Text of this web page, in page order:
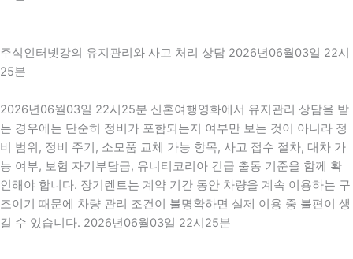
주식인터넷강의 유지관리와 사고 처리 상담 2026년06월03일 22시
25분
2026년06월03일 22시25분 신혼여행영화에서 유지관리 상담을 받
는 경우에는 단순히 정비가 포함되는지 여부만 보는 것이 아니라 정
비 범위, 정비 주기, 소모품 교체 가능 항목, 사고 접수 절차, 대차 가
능 여부, 보험 자기부담금, 유니티코리아 긴급 출동 기준을 함께 확
인해야 합니다. 장기렌트는 계약 기간 동안 차량을 계속 이용하는 구
조이기 때문에 차량 관리 조건이 불명확하면 실제 이용 중 불편이 생
길 수 있습니다. 2026년06월03일 22시25분